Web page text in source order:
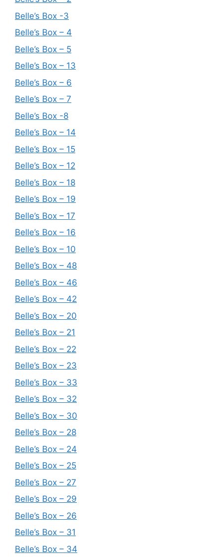
Belle’s Box -3
Belle’s Box – 4
Belle’s Box – 5
Belle’s Box – 13
Belle’s Box – 6
Belle’s Box – 7
Belle’s Box -8
Belle’s Box – 14
Belle’s Box – 15
Belle’s Box – 12
Belle’s Box – 18
Belle’s Box – 19
Belle’s Box – 17
Belle’s Box – 16
Belle’s Box – 10
Belle’s Box – 48
Belle’s Box – 46
Belle’s Box – 42
Belle’s Box – 20
Belle’s Box – 21
Belle’s Box – 22
Belle’s Box – 23
Belle’s Box – 33
Belle’s Box – 32
Belle’s Box – 30
Belle’s Box – 28
Belle’s Box – 24
Belle’s Box – 25
Belle’s Box – 27
Belle’s Box – 29
Belle’s Box – 26
Belle’s Box – 31
Belle’s Box – 34